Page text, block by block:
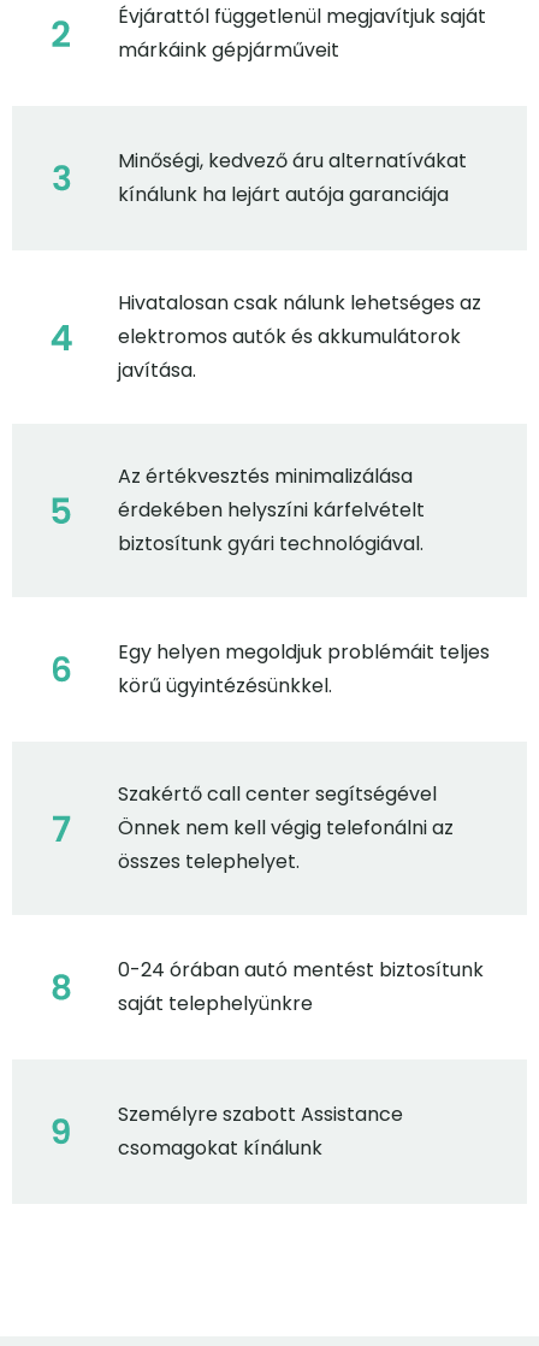
Évjárattól függetlenül megjavítjuk saját
márkáink gépjárműveit
Minőségi, kedvező áru alternatívákat
kínálunk ha lejárt autója garanciája
Hivatalosan csak nálunk lehetséges az
elektromos autók és akkumulátorok
javítása.
Az értékvesztés minimalizálása
érdekében helyszíni kárfelvételt
biztosítunk gyári technológiával.
Egy helyen megoldjuk problémáit teljes
körű ügyintézésünkkel.
Szakértő call center segítségével
Önnek nem kell végig telefonálni az
összes telephelyet.
0-24 órában autó mentést biztosítunk
saját telephelyünkre
Személyre szabott Assistance
csomagokat kínálunk